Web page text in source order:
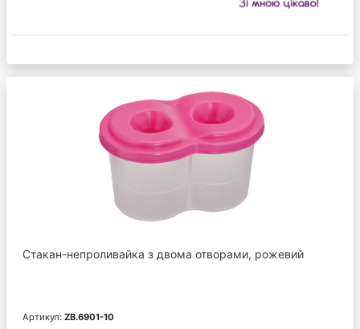
Стакан-непроливайка з двома отворами, рожевий
Артикул: ZB.6901-10